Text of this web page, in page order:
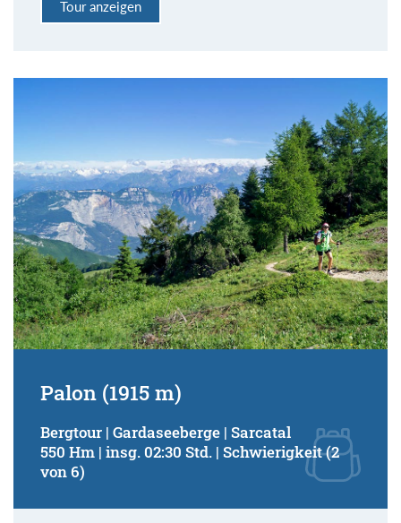
Tour anzeigen
Palon (1915 m)
Bergtour | Gardaseeberge | Sarcatal
550 Hm | insg. 02:30 Std. | Schwierigkeit (2
von 6)